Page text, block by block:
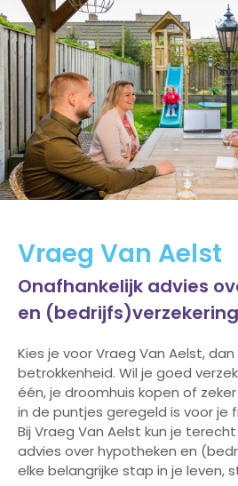
Vraeg Van Aelst
Onafhankelijk advies
en
Kies je voor Vraeg Van Aelst,
betrokkenheid. Wil je goed
één, je droomhuis kopen of
in de puntjes geregeld is voor je
Bij Vraeg Van Aelst kun je
advies over hypotheken en
elke belangrijke stap in je leven,